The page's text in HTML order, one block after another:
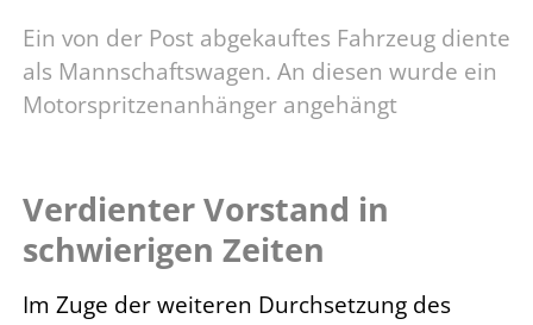
Ein von der Post abgekauftes Fahrzeug diente
als Mannschaftswagen. An diesen wurde ein
Motorspritzenanhänger angehängt
Verdienter Vorstand in
schwierigen Zeiten
Im Zuge der weiteren Durchsetzung des